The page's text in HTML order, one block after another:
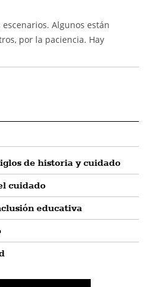
Algunos están
por la paciencia. Hay
de historia y cuidado
cuidado
educativa